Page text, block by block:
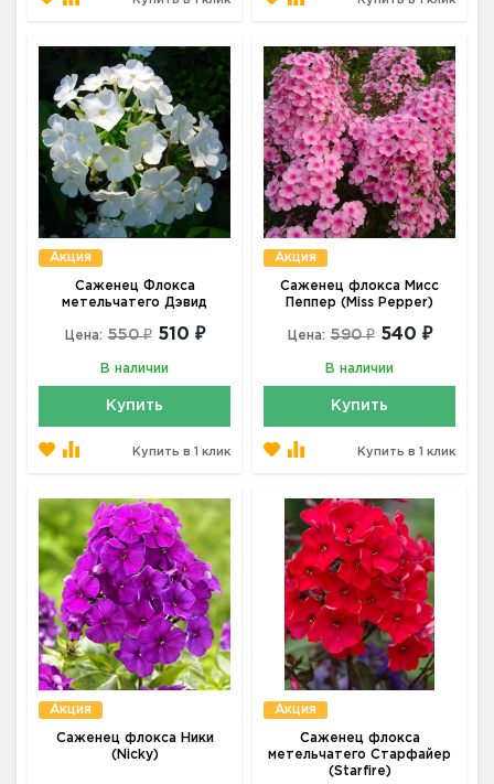
Акция
Саженец Флокса
метельчатего Дэвид
Цена: 550 ₽ 510 ₽
В наличии
Купить
Купить в 1 клик
Акция
Саженец флокса Мисс
Пеппер (Miss Pepper)
Цена: 590 ₽ 540 ₽
В наличии
Купить
Купить в 1 клик
Акция
Саженец флокса Ники
(Nicky)
Акция
Саженец флокса
метельчатего Старфайер
(Starfire)